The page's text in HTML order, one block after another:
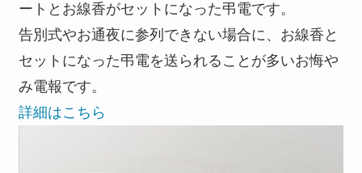
ートとお線香がセットになった弔電です。
告別式やお通夜に参列できない場合に、お線香と
セットになった弔電を送られることが多いお悔や
み電報です。
詳細はこちら